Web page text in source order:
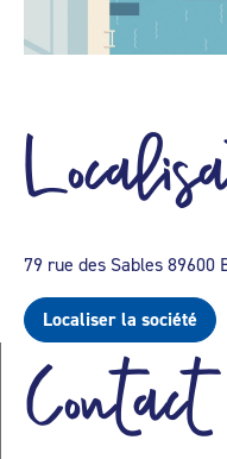
79 rue des Sables 89600
Localiser la société
Contact